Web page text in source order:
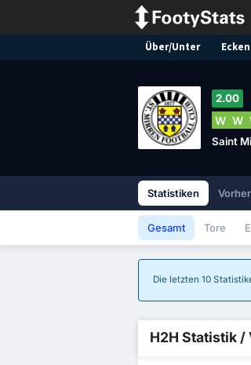
Über/Unter Ecken
2.00
W W
Saint
Statistiken
Gesamt Tore
Die letzten 10
H2H Statistik /